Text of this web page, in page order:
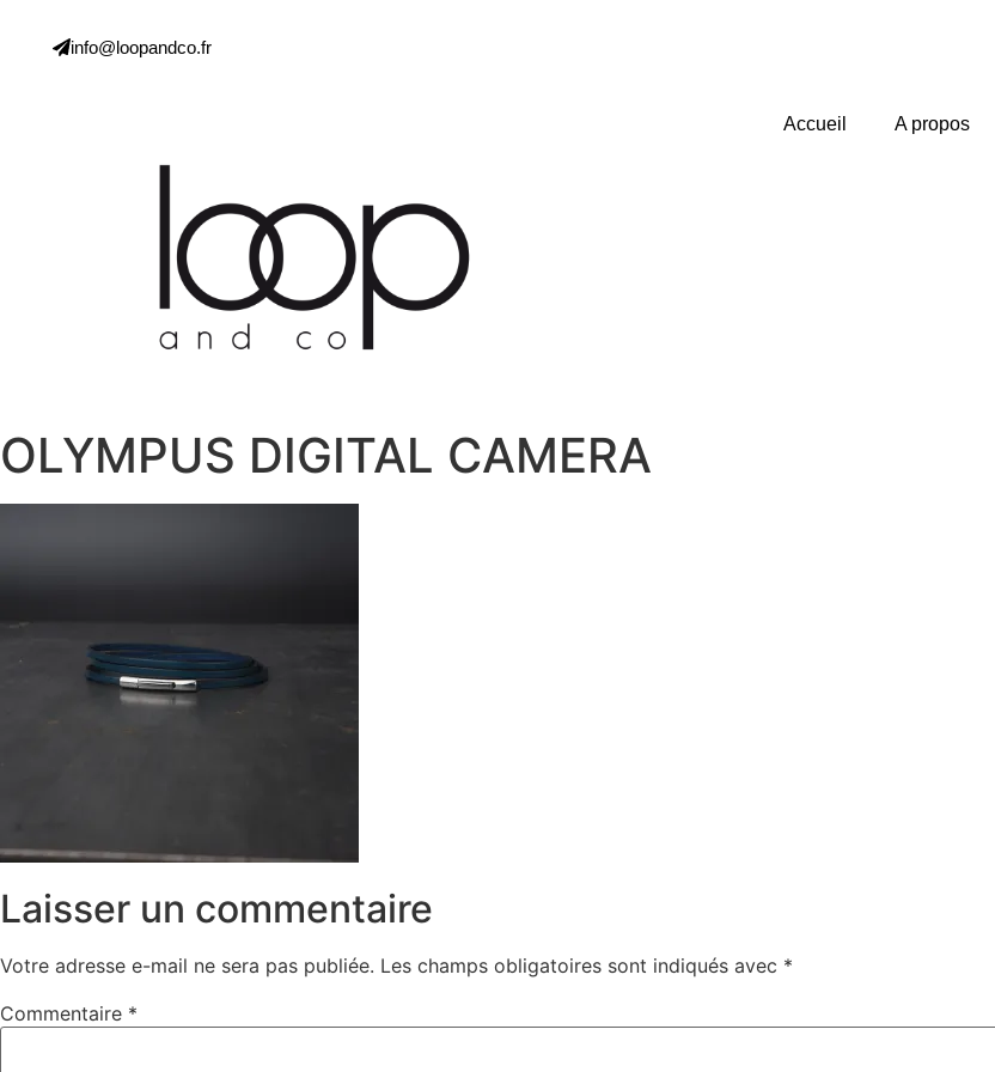
info@loopandco.fr
Accueil A propos
OLYMPUS DIGITAL CAMERA
Laisser un commentaire
Votre adresse e-mail ne sera pas publiée. Les champs obligatoires sont indiqués avec *
Commentaire *